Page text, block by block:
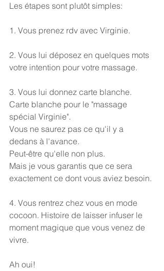
Les étapes sont plutôt simples:
1. Vous prenez rdv avec Virginie.
2. Vous lui déposez en quelques mots
votre intention pour votre massage.
3. Vous lui donnez carte blanche.
Carte blanche pour le "massage
spécial Virginie".
Vous ne saurez pas ce qu'il y a
dedans à l'avance.
Peut-être qu'elle non plus.
Mais je vous garantis que ce sera
exactement ce dont vous aviez besoin.
4. Vous rentrez chez vous en mode
cocoon. Histoire de laisser infuser le
moment magique que vous venez de
vivre.
Ah oui!